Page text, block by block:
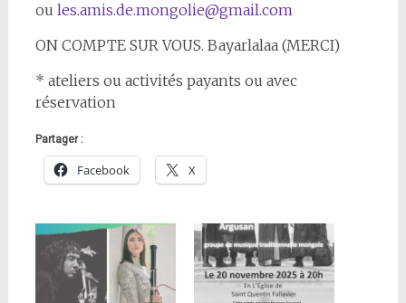
ou les.amis.de.mongolie@gmail.com
ON COMPTE SUR VOUS. Bayarlalaa (MERCI)
* ateliers ou activités payants ou avec
réservation
Partager :
Facebook X